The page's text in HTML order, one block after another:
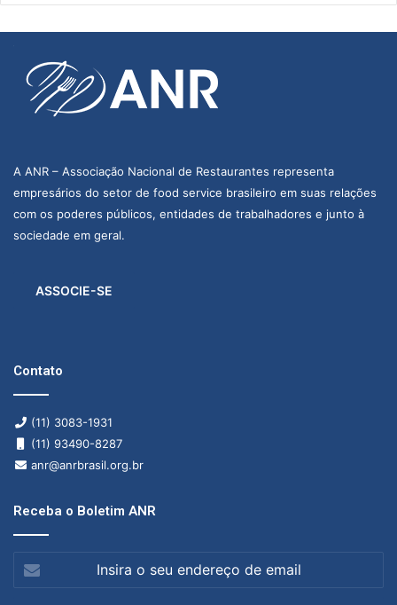
A ANR – Associação Nacional de Restaurantes representa
empresários do setor de food service brasileiro em suas relações
com os poderes públicos, entidades de trabalhadores e junto à
sociedade em geral.
ASSOCIE-SE
Contato
(11) 3083-1931
(11) 93490-8287
anr@anrbrasil.org.br
Receba o Boletim ANR